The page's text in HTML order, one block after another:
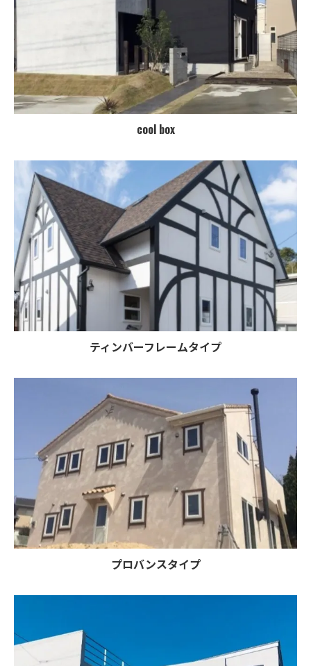
cool box
ティンバーフレームタイプ
プロバンスタイプ